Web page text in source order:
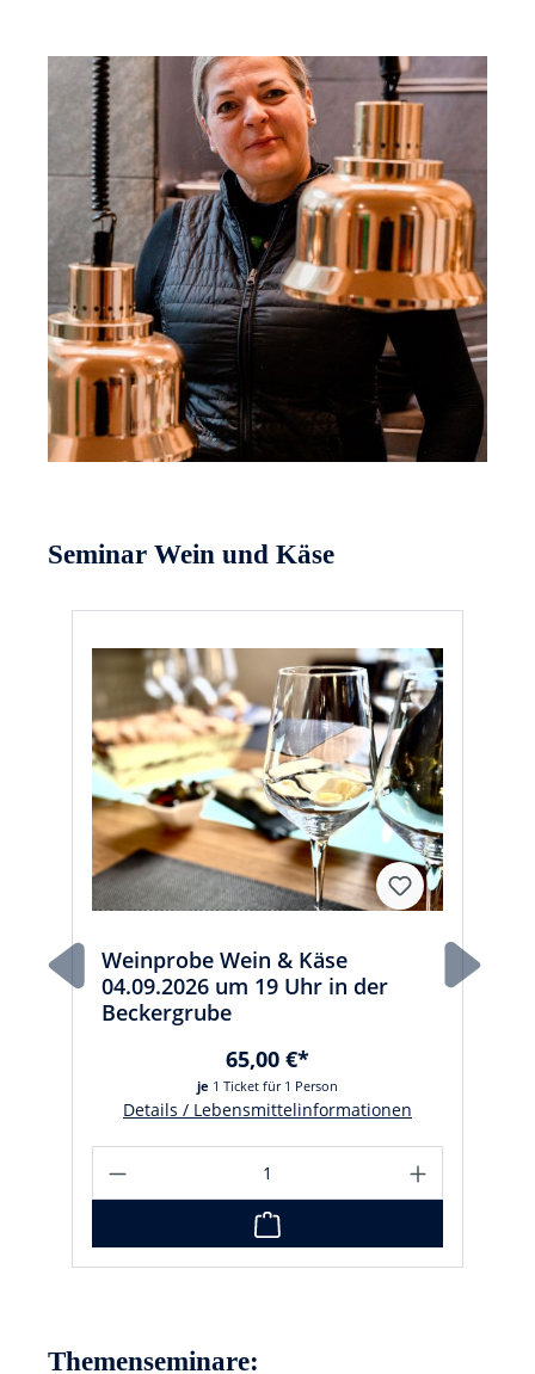
Seminar Wein und Käse
Weinprobe Wein & Käse
04.09.2026 um 19 Uhr in der
Beckergrube
je 1 Ticket für 1 Person
65,00 €*
Details / Lebensmittelinformationen
Themenseminare: